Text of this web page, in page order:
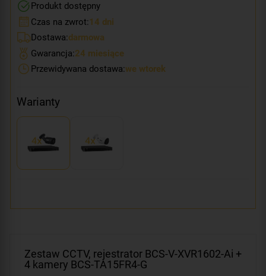
Produkt dostępny
Czas na zwrot:14 dni
Dostawa:darmowa
Gwarancja:24 miesiące
Przewidywana dostawa:we wtorek
Warianty
Zestaw CCTV, rejestrator BCS-V-XVR1602-Ai +
4 kamery BCS-TA15FR4-G